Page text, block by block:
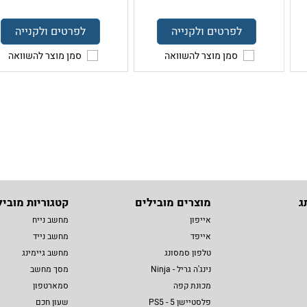
לפרטים ולקנייה
סמן מוצר להשוואה
לפרטים ולקנייה
סמן מוצר להשוואה
מוצרים מובילים
אייפון
אייפד
טלפון סמסונג
נינג'ה גריל - Ninja
מכונת קפה
פלסטיישן 5 - PS5
קטגוריות
מחשב נייח
מחשב נייד
מחשב גיימינג
מסך מחשב
סמארטפון
שעון חכם